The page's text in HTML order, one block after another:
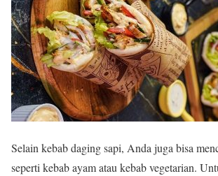
Selain kebab daging sapi, Anda juga bisa
seperti kebab ayam atau kebab vegetarian.